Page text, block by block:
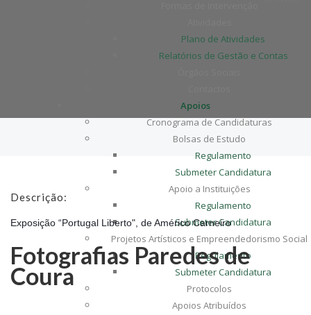
Plano de Atividades
Relatórios de Gestão e Contas
Apoios
Cronograma de Candidaturas
Bolsas de Estudo
Regulamento
Submeter Candidatura
Apoio a Instituições
Regulamento
Submeter Candidatura
Projetos Artísticos e Empreendedorismo Social
Regulamento
Submeter Candidatura
Protocolos
Apoios Atribuídos
Descrição:
Exposição “Portugal Liberto", de Américo Carneiro
Fotografias Paredes de
Coura